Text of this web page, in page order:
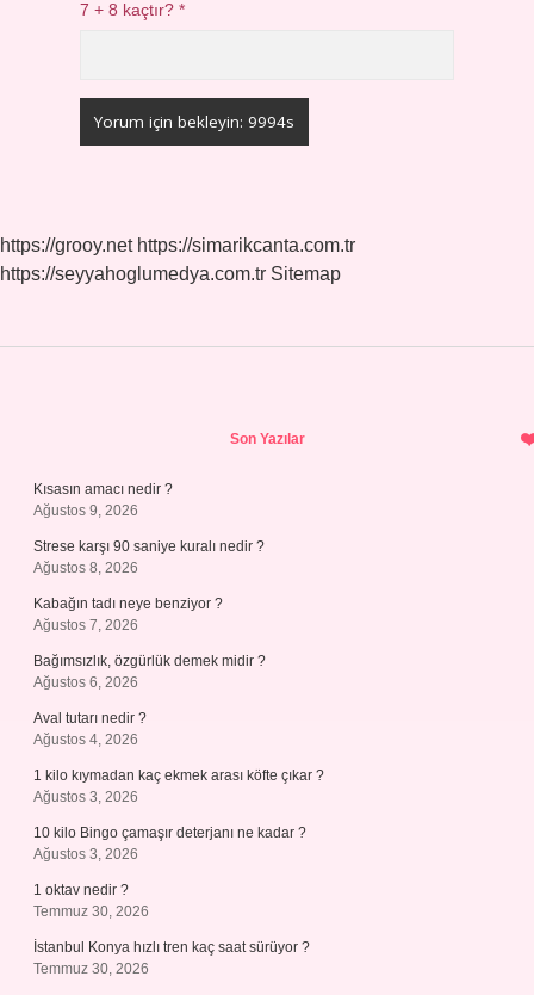
7 + 8 kaçtır?*
https://grooy.net https://simarikcanta.com.tr
https://seyyahoglumedya.com.tr Sitemap
Son Yazılar
Kısasın amacı nedir ?
Ağustos 9, 2026
Strese karşı 90 saniye kuralı nedir ?
Ağustos 8, 2026
Kabağın tadı neye benziyor ?
Ağustos 7, 2026
Bağımsızlık, özgürlük demek midir ?
Ağustos 6, 2026
Aval tutarı nedir ?
Ağustos 4, 2026
1 kilo kıymadan kaç ekmek arası köfte çıkar ?
Ağustos 3, 2026
10 kilo Bingo çamaşır deterjanı ne kadar ?
Ağustos 3, 2026
1 oktav nedir ?
Temmuz 30, 2026
İstanbul Konya hızlı tren kaç saat sürüyor ?
Temmuz 30, 2026